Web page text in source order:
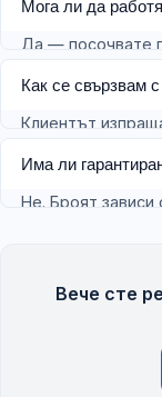
директорията.
Мога ли да
Да — посочвате
Как се свързвам
Клиентът
комуникацията
Има ли
Не. Броят зависи
Вече сте